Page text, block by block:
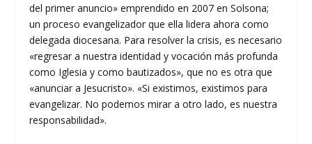
del primer anuncio» emprendido en 2007 en Solsona;
un proceso evangelizador que ella lidera ahora como
delegada diocesana. Para resolver la crisis, es necesario
«regresar a nuestra identidad y vocación más profunda
como Iglesia y como bautizados», que no es otra que
«anunciar a Jesucristo». «Si existimos, existimos para
evangelizar. No podemos mirar a otro lado, es nuestra
responsabilidad».